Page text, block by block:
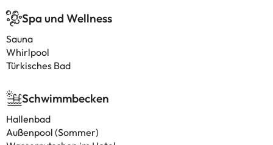
Spa und Wellness
Sauna
Whirlpool
Türkisches Bad
Schwimmbecken
Hallenbad
Außenpool (Sommer)